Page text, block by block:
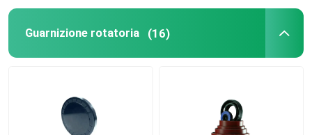
Guarnizione rotatoria (16)